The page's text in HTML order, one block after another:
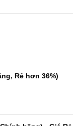
Rẻ hơn 36%)